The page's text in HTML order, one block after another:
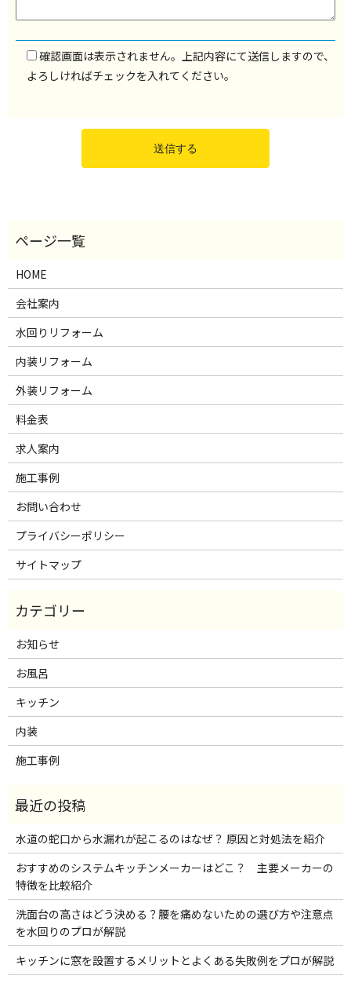
確認画面は表示されません。上記内容にて送信しますので、
よろしければチェックを入れてください。
HOME
会社案内
水回りリフォーム
内装リフォーム
外装リフォーム
料金表
求人案内
施工事例
お問い合わせ
プライバシーポリシー
サイトマップ
お知らせ
お風呂
キッチン
内装
施工事例
水道の蛇口から水漏れが起こるのはなぜ？ 原因と対処法を紹介
おすすめのシステムキッチンメーカーはどこ？ 主要メーカーの
特徴を比較紹介
洗面台の高さはどう決める？腰を痛めないための選び方や注意点
を水回りのプロが解説
キッチンに窓を設置するメリットとよくある失敗例をプロが解説